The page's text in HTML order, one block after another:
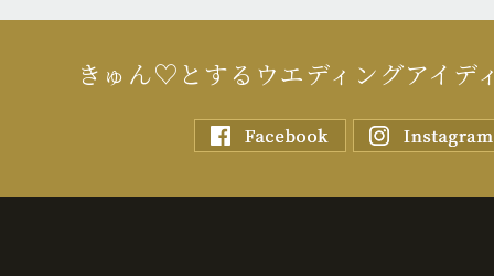
きゅん♡とするウエディングアイデ